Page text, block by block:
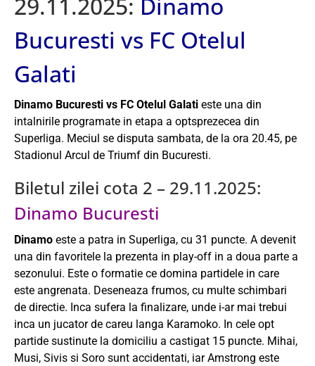
29.11.2025: Dinamo
Bucuresti vs FC Otelul
Galati
Dinamo Bucuresti vs FC Otelul Galati este una din
intalnirile programate in etapa a optsprezecea din
Superliga. Meciul se disputa sambata, de la ora 20.45, pe
Stadionul Arcul de Triumf din Bucuresti.
Biletul zilei cota 2 – 29.11.2025:
Dinamo Bucuresti
Dinamo este a patra in Superliga, cu 31 puncte. A devenit
una din favoritele la prezenta in play-off in a doua parte a
sezonului. Este o formatie ce domina partidele in care
este angrenata. Deseneaza frumos, cu multe schimbari
de directie. Inca sufera la finalizare, unde i-ar mai trebui
inca un jucator de careu langa Karamoko. In cele opt
partide sustinute la domiciliu a castigat 15 puncte. Mihai,
Musi, Sivis si Soro sunt accidentati, iar Amstrong este